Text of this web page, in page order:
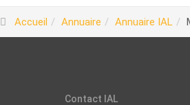
Accueil Annuaire Annuaire IAL
Contact IAL